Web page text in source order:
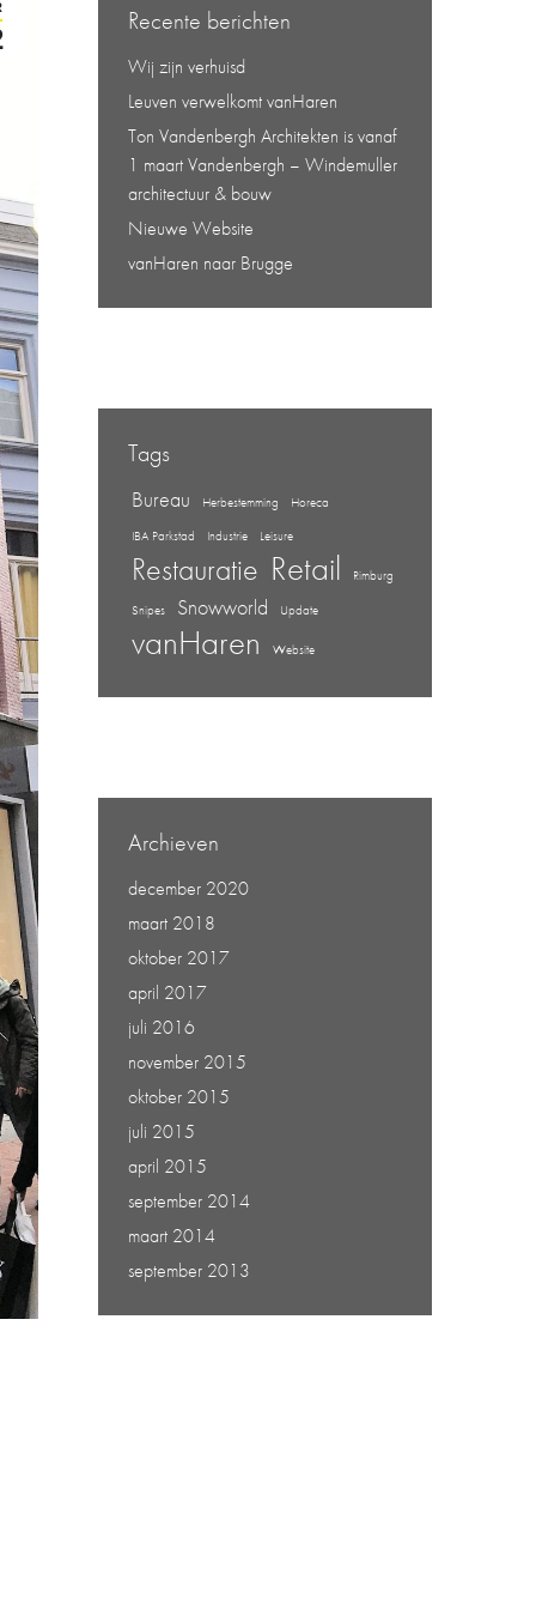
Recente berichten
Wij zijn verhuisd
Leuven verwelkomt vanHaren
Ton Vandenbergh Architekten is vanaf
1 maart Vandenbergh – Windemuller
architectuur & bouw
Nieuwe Website
vanHaren naar Brugge
Tags
Bureau Herbestemming Horeca
IBA Parkstad Industrie Leisure
Restauratie Retail Rimburg
Snipes Snowworld Update
vanHaren Website
Archieven
december 2020
maart 2018
oktober 2017
april 2017
juli 2016
november 2015
oktober 2015
juli 2015
april 2015
september 2014
maart 2014
september 2013